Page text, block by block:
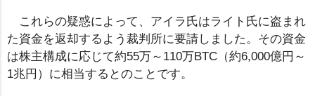
これらの疑惑によって、アイラ氏はライト氏に盗まれ
た資金を返却するよう裁判所に要請しました。その資金
は株主構成に応じて約55万～110万BTC（約6,000億円～
1兆円）に相当するとのことです。